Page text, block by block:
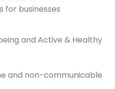
for businesses
and Active & Healthy
and non-communicable